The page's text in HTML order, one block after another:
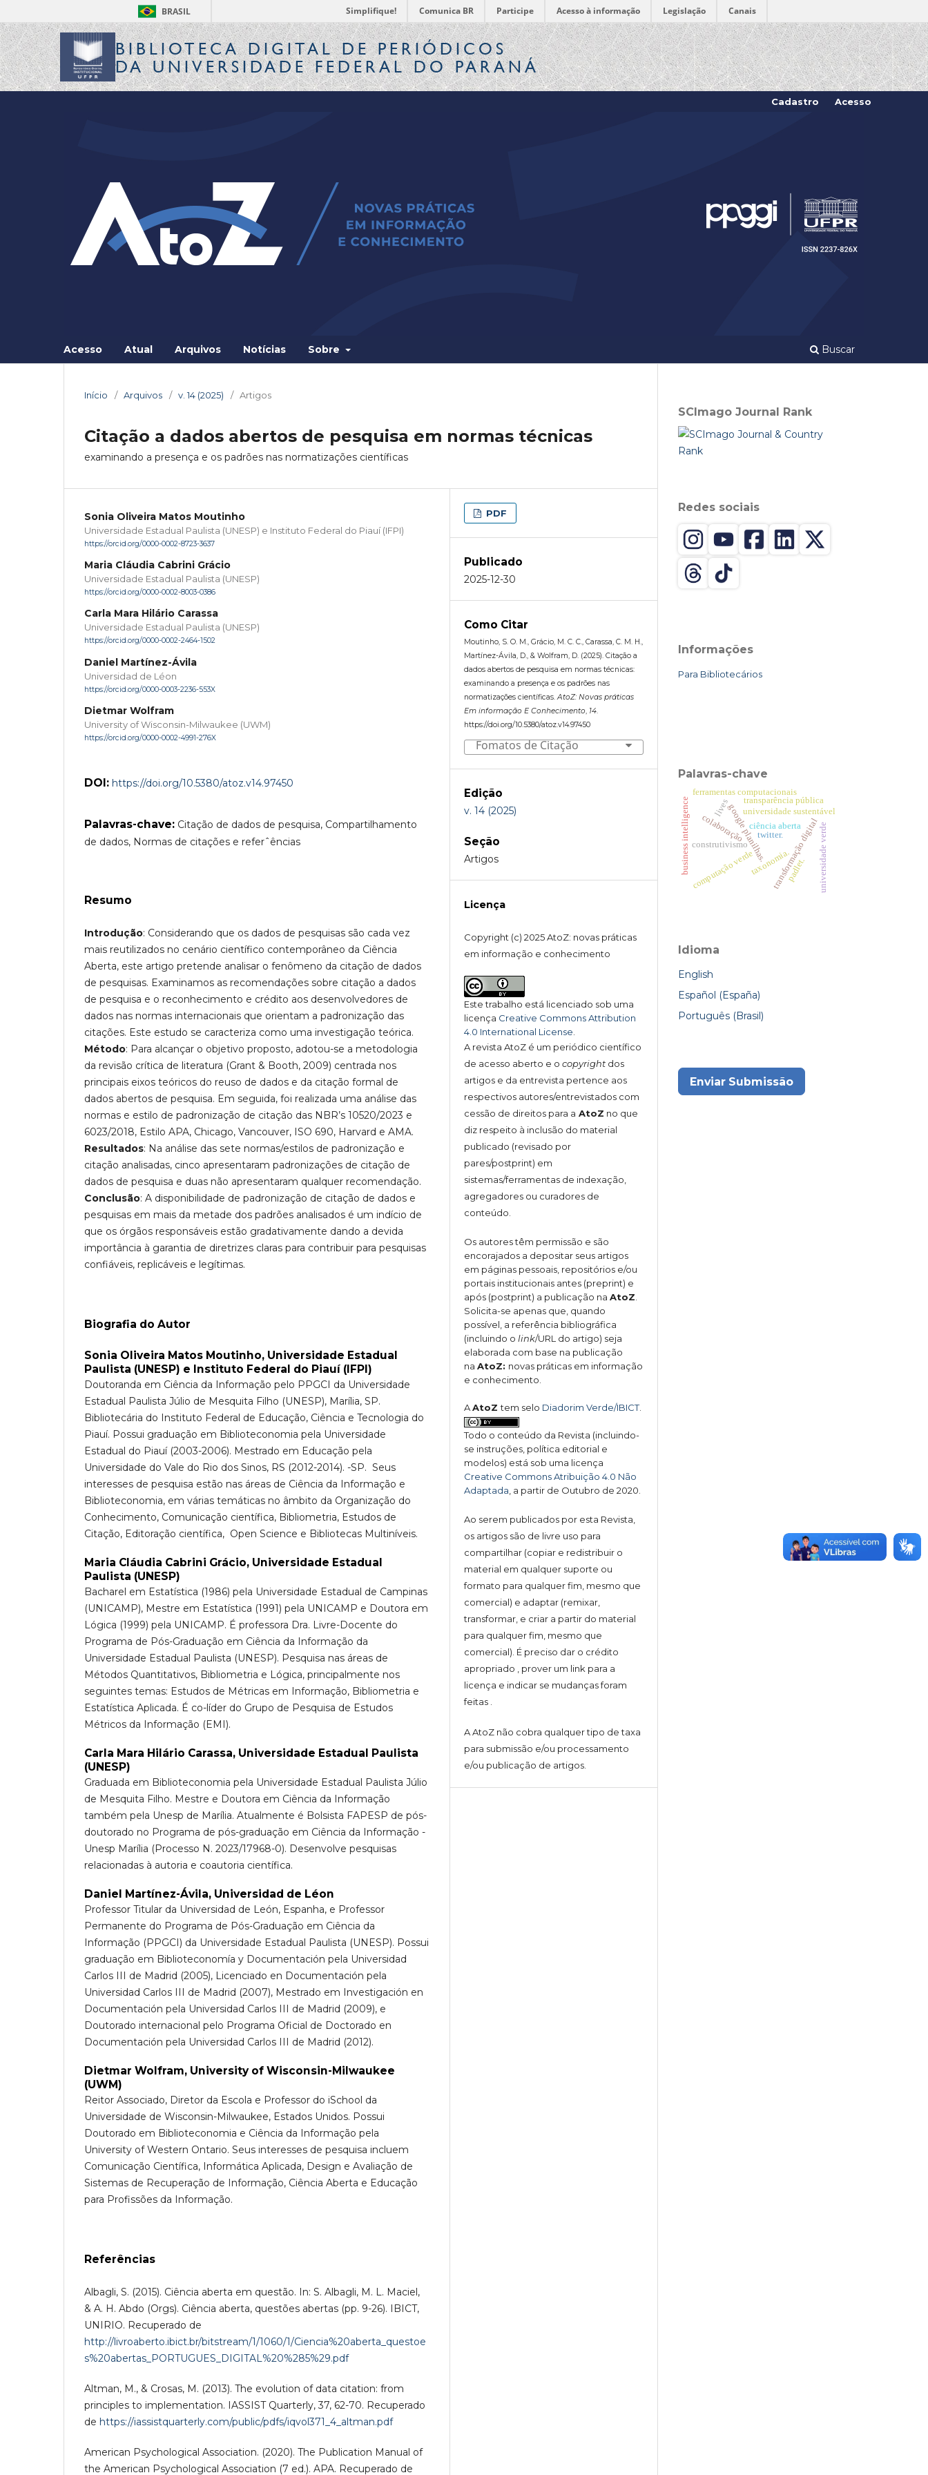
BRASIL Simplifique! Comunica BR Participe Acesso à informação Legislação Canais
BIBLIOTECA DIGITALDE PERIÓDICOS
DA UNIVERSIDADE FEDERAL DO PARANÁ
Acesso Atual Arquivos Notícias Sobre Buscar
Cadastro Acesso
Início / Arquivos / v. 14 (2025) / Artigos
Citação a dados abertos de pesquisa em normas técnicas
examinando a presença e os padrões nas normatizações científicas
Sonia Oliveira Matos Moutinho
Universidade Estadual Paulista (UNESP) e Instituto Federal do Piauí (IFPI)
https://orcid.org/0000-0002-8723-3637
Maria Cláudia Cabrini Grácio
Universidade Estadual Paulista (UNESP)
https://orcid.org/0000-0002-8003-0386
Carla Mara Hilário Carassa
Universidade Estadual Paulista (UNESP)
https://orcid.org/0000-0002-2464-1502
Daniel Martínez-Ávila
Universidad de Léon
https://orcid.org/0000-0003-2236-553X
Dietmar Wolfram
University of Wisconsin-Milwaukee (UWM)
https://orcid.org/0000-0002-4991-276X
DOI: https://doi.org/10.5380/atoz.v14.97450
Palavras-chave: Citação de dados de pesquisa, Compartilhamento
de dados, Normas de citações e referˆências
Resumo
Introdução: Considerando que os dados de pesquisas são cada vez
mais reutilizados no cenário científico contemporâneo da Ciência
Aberta, este artigo pretende analisar o fenômeno da citação de dados
de pesquisas. Examinamos as recomendações sobre citação a dados
de pesquisa e o reconhecimento e crédito aos desenvolvedores de
dados nas normas internacionais que orientam a padronização das
citações. Este estudo se caracteriza como uma investigação teórica.
Método: Para alcançar o objetivo proposto, adotou-se a metodologia
da revisão crítica de literatura (Grant & Booth, 2009) centrada nos
principais eixos teóricos do reuso de dados e da citação formal de
dados abertos de pesquisa. Em seguida, foi realizada uma análise das
normas e estilo de padronização de citação das NBR’s 10520/2023 e
6023/2018, Estilo APA, Chicago, Vancouver, ISO 690, Harvard e AMA.
Resultados: Na análise das sete normas/estilos de padronização e
citação analisadas, cinco apresentaram padronizações de citação de
dados de pesquisa e duas não apresentaram qualquer recomendação.
Conclusão: A disponibilidade de padronização de citação de dados e
pesquisas em mais da metade dos padrões analisados ​​é um indício de
que os órgãos responsáveis ​​estão gradativamente dando a devida
importância à garantia de diretrizes claras para contribuir para pesquisas
confiáveis, replicáveis ​​e legítimas.
Biografia do Autor
Sonia Oliveira Matos Moutinho, Universidade Estadual
Paulista (UNESP) e Instituto Federal do Piauí (IFPI)
Doutoranda em Ciência da Informação pelo PPGCI da Universidade
Estadual Paulista Júlio de Mesquita Filho (UNESP), Marília, SP.
Bibliotecária do Instituto Federal de Educação, Ciência e Tecnologia do
Piauí. Possui graduação em Biblioteconomia pela Universidade
Estadual do Piauí (2003-2006). Mestrado em Educação pela
Universidade do Vale do Rio dos Sinos, RS (2012-2014). -SP. Seus
interesses de pesquisa estão nas áreas de Ciência da Informação e
Biblioteconomia, em várias temáticas no âmbito da Organização do
Conhecimento, Comunicação científica, Bibliometria, Estudos de
Citação, Editoração científica, Open Science e Bibliotecas Multiníveis.
Maria Cláudia Cabrini Grácio, Universidade Estadual
Paulista (UNESP)
Bacharel em Estatística (1986) pela Universidade Estadual de Campinas
(UNICAMP), Mestre em Estatística (1991) pela UNICAMP e Doutora em
Lógica (1999) pela UNICAMP. É professora Dra. Livre-Docente do
Programa de Pós-Graduação em Ciência da Informação da
Universidade Estadual Paulista (UNESP). Pesquisa nas áreas de
Métodos Quantitativos, Bibliometria e Lógica, principalmente nos
seguintes temas: Estudos de Métricas em Informação, Bibliometria e
Estatística Aplicada. É co-líder do Grupo de Pesquisa de Estudos
Métricos da Informação (EMI).
Carla Mara Hilário Carassa, Universidade Estadual Paulista
(UNESP)
Graduada em Biblioteconomia pela Universidade Estadual Paulista Júlio
de Mesquita Filho. Mestre e Doutora em Ciência da Informação
também pela Unesp de Marília. Atualmente é Bolsista FAPESP de pós-
doutorado no Programa de pós-graduação em Ciência da Informação -
Unesp Marília (Processo N. 2023/17968-0). Desenvolve pesquisas
relacionadas à autoria e coautoria científica.
Daniel Martínez-Ávila, Universidad de Léon
Professor Titular da Universidad de León, Espanha, e Professor
Permanente do Programa de Pós-Graduação em Ciência da
Informação (PPGCI) da Universidade Estadual Paulista (UNESP). Possui
graduação em Biblioteconomía y Documentación pela Universidad
Carlos III de Madrid (2005), Licenciado en Documentación pela
Universidad Carlos III de Madrid (2007), Mestrado em Investigación en
Documentación pela Universidad Carlos III de Madrid (2009), e
Doutorado internacional pelo Programa Oficial de Doctorado en
Documentación pela Universidad Carlos III de Madrid (2012).
Dietmar Wolfram, University of Wisconsin-Milwaukee
(UWM)
Reitor Associado, Diretor da Escola e Professor do iSchool da
Universidade de Wisconsin-Milwaukee, Estados Unidos. Possui
Doutorado em Biblioteconomia e Ciência da Informação pela
University of Western Ontario. Seus interesses de pesquisa incluem
Comunicação Científica, Informática Aplicada, Design e Avaliação de
Sistemas de Recuperação de Informação, Ciência Aberta e Educação
para Profissões da Informação.
Referências
Albagli, S. (2015). Ciência aberta em questão. In: S. Albagli, M. L. Maciel,
& A. H. Abdo (Orgs). Ciência aberta, questões abertas (pp. 9-26). IBICT,
UNIRIO. Recuperado de
http://livroaberto.ibict.br/bitstream/1/1060/1/Ciencia%20aberta_questoe
s%20abertas_PORTUGUES_DIGITAL%20%285%29.pdf
Altman, M., & Crosas, M. (2013). The evolution of data citation: from
principles to implementation. IASSIST Quarterly, 37, 62-70. Recuperado
de https://iassistquarterly.com/public/pdfs/iqvol371_4_altman.pdf
American Psychological Association. (2020). The Publication Manual of
the American Psychological Association (7 ed.). APA. Recuperado de
PDF
Publicado
2025-12-30
Como Citar
Moutinho, S. O. M., Grácio, M. C. C., Carassa, C. M. H.,
Martínez-Ávila, D., & Wolfram, D. (2025). Citação a
dados abertos de pesquisa em normas técnicas:
examinando a presença e os padrões nas
normatizações científicas.AtoZ: Novas práticas
Em informação E Conhecimento, 14.
https://doi.org/10.5380/atoz.v14.97450
Fomatos de Citação
Edição
v. 14 (2025)
Seção
Artigos
Licença
Copyright (c) 2025 AtoZ: novas práticas
em informação e conhecimento
Este trabalho está licenciado sob uma
licença Creative Commons Attribution
4.0 International License
A revista AtoZ é um periódico científico
de acesso aberto e ocopyright dos
artigos e da entrevista pertence aos
respectivos autores/entrevistados com
cessão de direitos para a AtoZ no que
diz respeito à inclusão do material
publicado (revisado por
pares/postprint) em
sistemas/ferramentas de indexação,
agregadores ou curadores de
conteúdo.
Os autores têm permissão e são
encorajados a depositar seus artigos
em páginas pessoais, repositórios e/ou
portais institucionais antes (preprint) e
após (postprint) a publicação naAtoZ
Solicita-se apenas que, quando
possível, a referência bibliográfica
(incluindo o link/URL do artigo) seja
elaborada com base na publicação
naAtoZ: novas práticas em informação
e conhecimento.
AAtoZtem selo Diadorim Verde/IBICT.
Todo o conteúdo da Revista (incluindo-
se instruções, política editorial e
modelos) está sob uma licença
Creative Commons Atribuição 4.0 Não
Adaptada , a partir de Outubro de 2020.
Ao serem publicados por esta Revista,
os artigos são de livre uso para
compartilhar (copiar e redistribuir o
material em qualquer suporte ou
formato para qualquer fim, mesmo que
comercial) e adaptar (remixar,
transformar, e criar a partir do material
para qualquer fim, mesmo que
comercial). É preciso dar o crédito
apropriado , prover um link para a
licença e indicar se mudanças foram
feitas .
A AtoZ não cobra qualquer tipo de taxa
para submissão e/ou processamento
e/ou publicação de artigos.
SCImago Journal Rank
Redes sociais
Informações
Para Bibliotecários
Palavras-chave
ciência aberta
google planilhas.transformação digital
computação verde universidade verde
universidade sustentável
taxonomia.
construtivismo
colaboração
padlet.
transparência pública
business intelligence
ferramentas computacionais
twitter.
lives
Idioma
English
Español (España)
Português (Brasil)
Enviar Submissão